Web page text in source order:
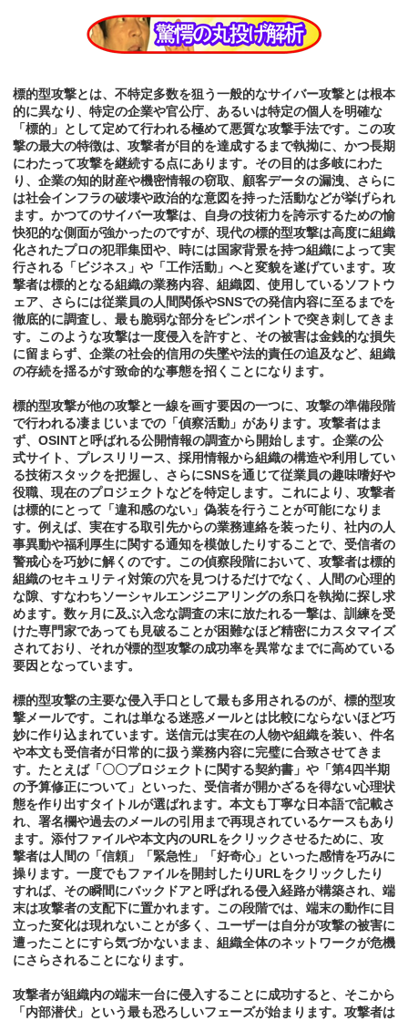
標的型攻撃とは、不特定多数を狙う一般的なサイバー攻撃とは根本
的に異なり、特定の企業や官公庁、あるいは特定の個人を明確な
「標的」として定めて行われる極めて悪質な攻撃手法です。この攻
撃の最大の特徴は、攻撃者が目的を達成するまで執拗に、かつ長期
にわたって攻撃を継続する点にあります。その目的は多岐にわた
り、企業の知的財産や機密情報の窃取、顧客データの漏洩、さらに
は社会インフラの破壊や政治的な意図を持った活動などが挙げられ
ます。かつてのサイバー攻撃は、自身の技術力を誇示するための愉
快犯的な側面が強かったのですが、現代の標的型攻撃は高度に組織
化されたプロの犯罪集団や、時には国家背景を持つ組織によって実
行される「ビジネス」や「工作活動」へと変貌を遂げています。攻
撃者は標的となる組織の業務内容、組織図、使用しているソフトウ
ェア、さらには従業員の人間関係やSNSでの発信内容に至るまでを
徹底的に調査し、最も脆弱な部分をピンポイントで突き刺してきま
す。このような攻撃は一度侵入を許すと、その被害は金銭的な損失
に留まらず、企業の社会的信用の失墜や法的責任の追及など、組織
の存続を揺るがす致命的な事態を招くことになります。
標的型攻撃が他の攻撃と一線を画す要因の一つに、攻撃の準備段階
で行われる凄まじいまでの「偵察活動」があります。攻撃者はま
ず、OSINTと呼ばれる公開情報の調査から開始します。企業の公
式サイト、プレスリリース、採用情報から組織の構造や利用してい
る技術スタックを把握し、さらにSNSを通じて従業員の趣味嗜好や
役職、現在のプロジェクトなどを特定します。これにより、攻撃者
は標的にとって「違和感のない」偽装を行うことが可能になりま
す。例えば、実在する取引先からの業務連絡を装ったり、社内の人
事異動や福利厚生に関する通知を模倣したりすることで、受信者の
警戒心を巧妙に解くのです。この偵察段階において、攻撃者は標的
組織のセキュリティ対策の穴を見つけるだけでなく、人間の心理的
な隙、すなわちソーシャルエンジニアリングの糸口を執拗に探し求
めます。数ヶ月に及ぶ入念な調査の末に放たれる一撃は、訓練を受
けた専門家であっても見破ることが困難なほど精密にカスタマイズ
されており、それが標的型攻撃の成功率を異常なまでに高めている
要因となっています。
標的型攻撃の主要な侵入手口として最も多用されるのが、標的型攻
撃メールです。これは単なる迷惑メールとは比較にならないほど巧
妙に作り込まれています。送信元は実在の人物や組織を装い、件名
や本文も受信者が日常的に扱う業務内容に完璧に合致させてきま
す。たとえば「〇〇プロジェクトに関する契約書」や「第4四半期
の予算修正について」といった、受信者が開かざるを得ない心理状
態を作り出すタイトルが選ばれます。本文も丁寧な日本語で記載さ
れ、署名欄や過去のメールの引用まで再現されているケースもあり
ます。添付ファイルや本文内のURLをクリックさせるために、攻
撃者は人間の「信頼」「緊急性」「好奇心」といった感情を巧みに
操ります。一度でもファイルを開封したりURLをクリックしたり
すれば、その瞬間にバックドアと呼ばれる侵入経路が構築され、端
末は攻撃者の支配下に置かれます。この段階では、端末の動作に目
立った変化は現れないことが多く、ユーザーは自分が攻撃の被害に
遭ったことにすら気づかないまま、組織全体のネットワークが危機
にさらされることになります。
攻撃者が組織内の端末一台に侵入することに成功すると、そこから
「内部潜伏」という最も恐ろしいフェーズが始まります。攻撃者は